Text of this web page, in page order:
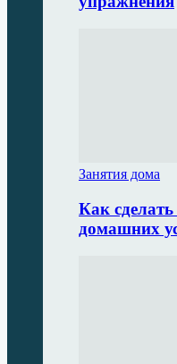
Занятия дома
Как
домашних